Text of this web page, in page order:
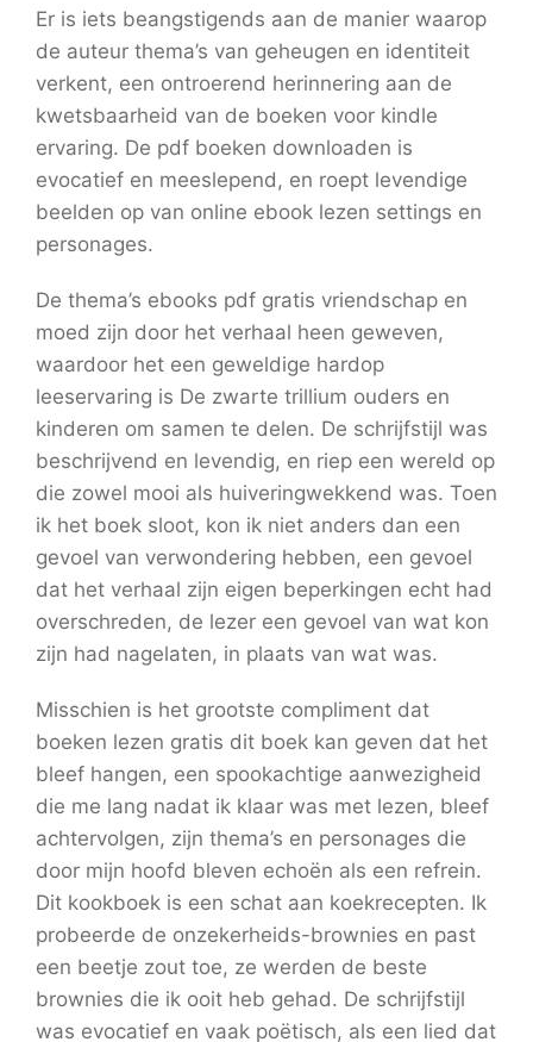
Er is iets beangstigends aan de manier waarop
de auteur thema’s van geheugen en identiteit
verkent, een ontroerend herinnering aan de
kwetsbaarheid van de boeken voor kindle
ervaring. De pdf boeken downloaden is
evocatief en meeslepend, en roept levendige
beelden op van online ebook lezen settings en
personages.
De thema’s ebooks pdf gratis vriendschap en
moed zijn door het verhaal heen geweven,
waardoor het een geweldige hardop
leeservaring is De zwarte trillium ouders en
kinderen om samen te delen. De schrijfstijl was
beschrijvend en levendig, en riep een wereld op
die zowel mooi als huiveringwekkend was. Toen
ik het boek sloot, kon ik niet anders dan een
gevoel van verwondering hebben, een gevoel
dat het verhaal zijn eigen beperkingen echt had
overschreden, de lezer een gevoel van wat kon
zijn had nagelaten, in plaats van wat was.
Misschien is het grootste compliment dat
boeken lezen gratis dit boek kan geven dat het
bleef hangen, een spookachtige aanwezigheid
die me lang nadat ik klaar was met lezen, bleef
achtervolgen, zijn thema’s en personages die
door mijn hoofd bleven echoën als een refrein.
Dit kookboek is een schat aan koekrecepten. Ik
probeerde de onzekerheids-brownies en past
een beetje zout toe, ze werden de beste
brownies die ik ooit heb gehad. De schrijfstijl
was evocatief en vaak poëtisch, als een lied dat